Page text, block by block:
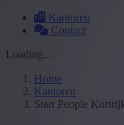
Kantoren
Contact
Loading...
Home
Kantoren
Start People